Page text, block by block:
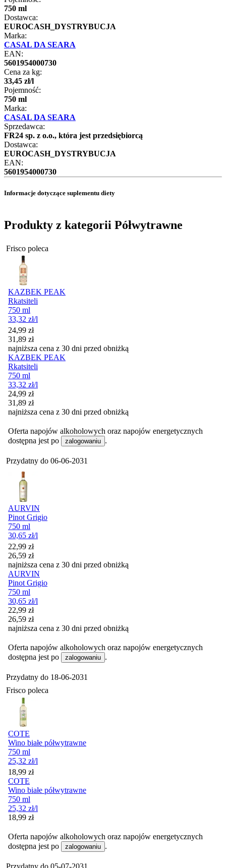
750 ml
Dostawca:
EUROCASH_DYSTRYBUCJA
Marka:
CASAL DA SEARA
EAN:
5601954000730
Cena za kg:
33,45 zł/l
Pojemność:
750 ml
Marka:
CASAL DA SEARA
Sprzedawca:
FR24 sp. z o.o., która jest przedsiębiorcą
Dostawca:
EUROCASH_DYSTRYBUCJA
EAN:
5601954000730
Informacje dotyczące suplementu diety
Produkty z kategorii Półwytrawne
Frisco poleca
KAZBEK PEAK
Rkatsiteli
750 ml
33,32 zł/l
Cena promocyjna
24,99 zł
31,89 zł
najniższa cena z 30 dni przed obniżką
KAZBEK PEAK
Rkatsiteli
750 ml
33,32 zł/l
Cena promocyjna
24,99 zł
31,89 zł
najniższa cena z 30 dni przed obniżką
Oferta napojów alkoholowych oraz napojów energetycznych
dostępna jest po
zalogowaniu .
Przydatny do 06-06-2031
AURVIN
Pinot Grigio
750 ml
30,65 zł/l
Cena promocyjna
22,99 zł
26,59 zł
najniższa cena z 30 dni przed obniżką
AURVIN
Pinot Grigio
750 ml
30,65 zł/l
Cena promocyjna
22,99 zł
26,59 zł
najniższa cena z 30 dni przed obniżką
Oferta napojów alkoholowych oraz napojów energetycznych
dostępna jest po
zalogowaniu .
Przydatny do 18-06-2031
Frisco poleca
COTE
Wino białe półwytrawne
750 ml
25,32 zł/l
Cena
18,99 zł
COTE
Wino białe półwytrawne
750 ml
25,32 zł/l
Cena
18,99 zł
Oferta napojów alkoholowych oraz napojów energetycznych
dostępna jest po
zalogowaniu .
Przydatny do 05-07-2031